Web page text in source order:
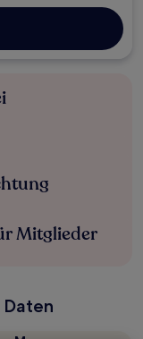
Mitglieder